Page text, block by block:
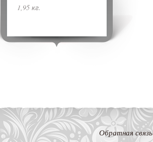
1,95 кг.
Обратная связь